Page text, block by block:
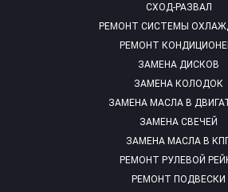
СХОД-РАЗВАЛ
РЕМОНТ СИСТЕМЫ
РЕМОНТ
ЗАМЕНА ДИСКОВ
ЗАМЕНА КОЛОДОК
ЗАМЕНА МАСЛА В
ЗАМЕНА СВЕЧЕЙ
ЗАМЕНА МАСЛА В
РЕМОНТ РУЛЕВОЙ
РЕМОНТ ПОДВЕСКИ